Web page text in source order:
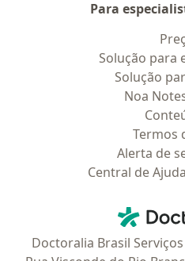
Para
Solução para
Solução
Noa
Termos
Alerta de
Central de
Doctoralia Brasil